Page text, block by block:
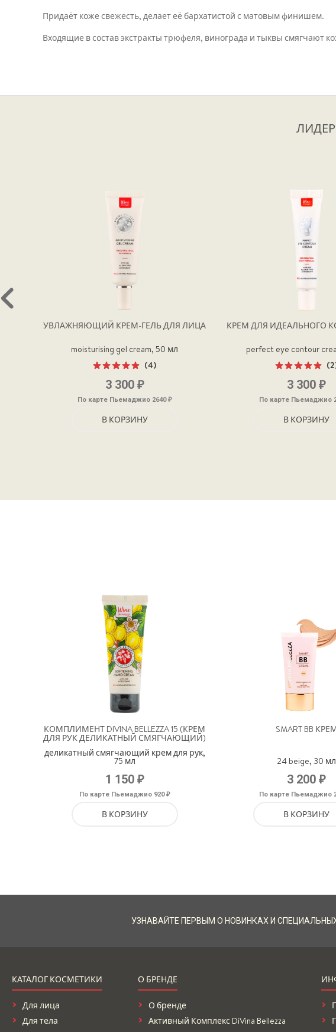
Придаёт коже свежесть, делает её бархатистой с матовым финишем.
Входящие в состав экстракты трюфеля, винограда и тыквы
УВЛАЖНЯЮЩИЙ КРЕМ-ГЕЛЬ ДЛЯ ЛИЦА
moisturising gel cream, 50 мл
5.00из 5
(4)
3 300 ₽
По карте Пьемаджио 2640₽
В КОРЗИНУ
КРЕМ ДЛЯ ИДЕАЛЬНОГО
perfect eye contour
5.00из 5
3 300 ₽
По карте Пьемаджио
В КОРЗИНУ
КОМПЛИМЕНТ DIVINA BELLEZZA 15 (КРЕМ
ДЛЯ РУК ДЕЛИКАТНЫЙ СМЯГЧАЮЩИЙ)
деликатный смягчающий крем для рук,
75 мл
1 150 ₽
По карте Пьемаджио 920₽
В КОРЗИНУ
SMART BB
24 beige, 30 мл
3 200 ₽
По карте Пьемаджио
В КОРЗИНУ
УЗНАВАЙТЕ ПЕРВЫМ О НОВИНКАХ И
КАТАЛОГ КОСМЕТИКИ
Для лица
Для тела
О БРЕНДЕ
О бренде
Активный Комплекс DiVina Bellezza